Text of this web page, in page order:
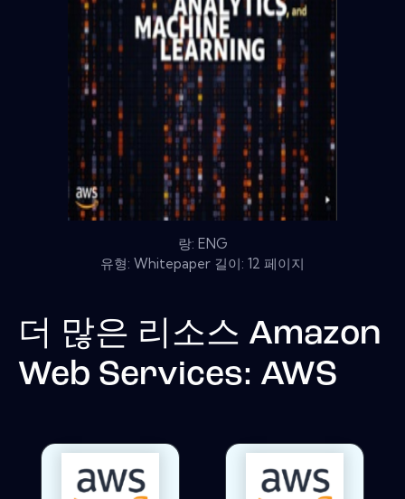
랑: ENG
유형: Whitepaper 길이: 12 페이지
더 많은 리소스 Amazon
Web Services: AWS